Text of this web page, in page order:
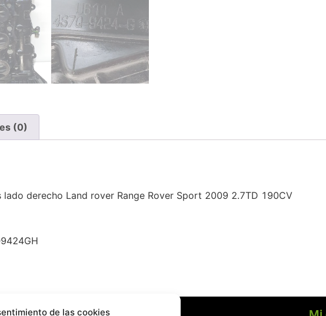
de las cookies
(0)
lado derecho Land rover Range Rover Sport 2009 2.7TD 190CV